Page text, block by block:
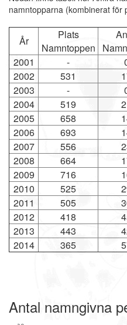
namntopparna (kombinerat för
År
Plats
Namntoppen
2001
-
2002
531
2003
-
2004
519
2005
658
2006
693
2007
556
2008
664
2009
716
2010
525
2011
505
2012
418
2013
443
2014
365
Antal namngivna